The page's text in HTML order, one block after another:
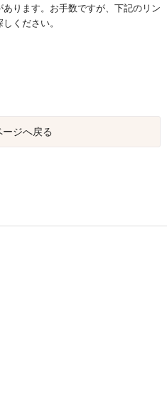
ります。お手数ですが、下記のリン
ください。
ージへ戻る